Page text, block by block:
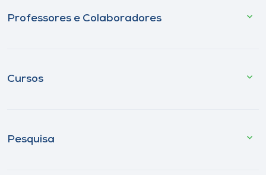
Professores e Colaboradores
Cursos
Pesquisa